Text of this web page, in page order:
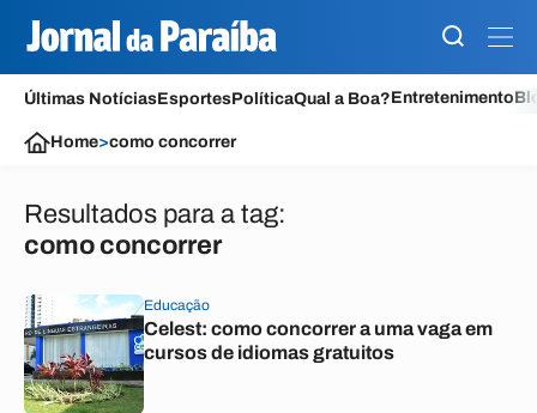
Últimas NotíciasEsportesPolíticaQual a Boa?Entretenimento
Home>como concorrer
Resultados para a tag:
como concorrer
Educação
Celest: como concorrer a uma vaga em
cursos de idiomas gratuitos